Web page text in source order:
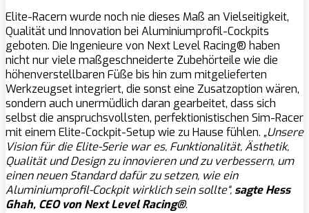
Elite-Racern wurde noch nie dieses Maß an Vielseitigkeit,
Qualität und Innovation bei Aluminiumprofil-Cockpits
geboten. Die Ingenieure von Next Level Racing® haben
nicht nur viele maßgeschneiderte Zubehörteile wie die
höhenverstellbaren Füße bis hin zum mitgelieferten
Werkzeugset integriert, die sonst eine Zusatzoption wären,
sondern auch unermüdlich daran gearbeitet, dass sich
selbst die anspruchsvollsten, perfektionistischen Sim-Racer
mit einem Elite-Cockpit-Setup wie zu Hause fühlen. „Unsere
Vision für die Elite-Serie war es, Funktionalität, Ästhetik,
Qualität und Design zu innovieren und zu verbessern, um
einen neuen Standard dafür zu setzen, wie ein
Aluminiumprofil-Cockpit wirklich sein sollte“, sagte Hess
Ghah, CEO von Next Level Racing®.